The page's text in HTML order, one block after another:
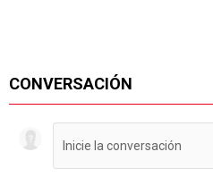
CONVERSACIÓN